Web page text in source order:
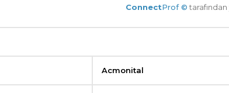
ConnectProf © tarafından
Acmonital